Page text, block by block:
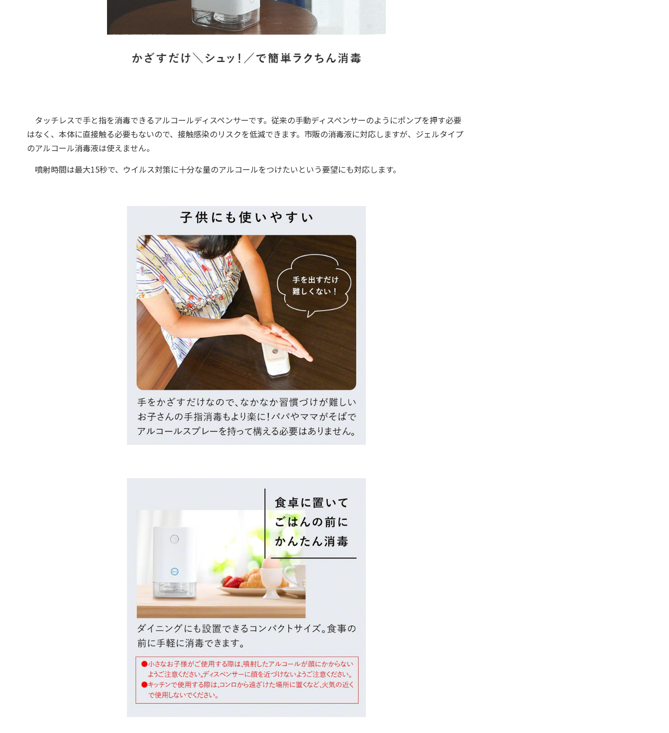
タッチレスで手と指を消毒できるアルコールディスペンサーです。従来の手動ディスペンサーのようにポンプを押す必要
はなく、本体に直接触る必要もないので、接触感染のリスクを低減できます。市販の消毒液に対応しますが、ジェルタイプ
のアルコール消毒液は使えません。
噴射時間は最大15秒で、ウイルス対策に十分な量のアルコールをつけたいという要望にも対応します。